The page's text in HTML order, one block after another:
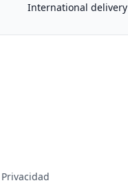
International delivery
Aviso de Privacidad